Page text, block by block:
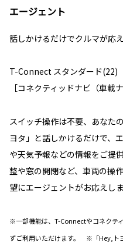
エージェント
話しかけるだけでクルマが応え
T-Connect スタンダード(22)
［コネクティッドナビ（車載ナ
スイッチ操作は不要、あなた
ヨタ」と話しかけるだけで、
や天気予報などの情報をご提
整や窓の開閉など、車両の操
望にエージェントがお応えしま
※一部機能は、T-Connectやコネクテ
ずご利用いただけます。 ※「Hey,ト